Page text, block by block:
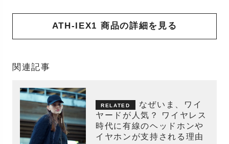
ATH-IEX1 商品の詳細を見る
関連記事
なぜいま、ワイ
ヤードが人気？ ワイヤレス
時代に有線のヘッドホンや
イヤホンが支持される理由